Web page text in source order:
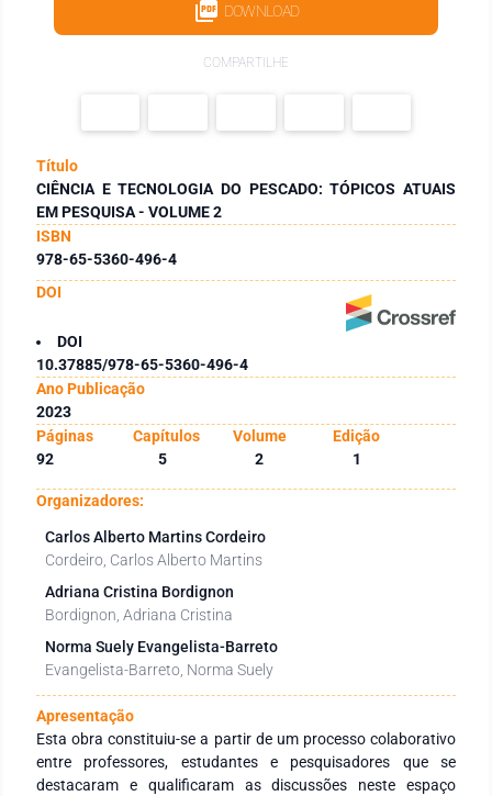
DOWNLOAD
COMPARTILHE
Título
CIÊNCIA E TECNOLOGIA DO PESCADO: TÓPICOS ATUAIS
EM PESQUISA - VOLUME 2
ISBN
978-65-5360-496-4
DOI
DOI
10.37885/978-65-5360-496-4
Ano Publicação
2023
Páginas
Capítulos Volume
Edição
92
5 2 1
Organizadores:
Carlos Alberto Martins Cordeiro
Cordeiro, Carlos Alberto Martins
Adriana Cristina Bordignon
Bordignon, Adriana Cristina
Norma Suely Evangelista-Barreto
Evangelista-Barreto, Norma Suely
Apresentação
Esta obra constituiu-se a partir de um processo colaborativo
entre professores, estudantes e pesquisadores que se
destacaram e qualificaram as discussões neste espaço